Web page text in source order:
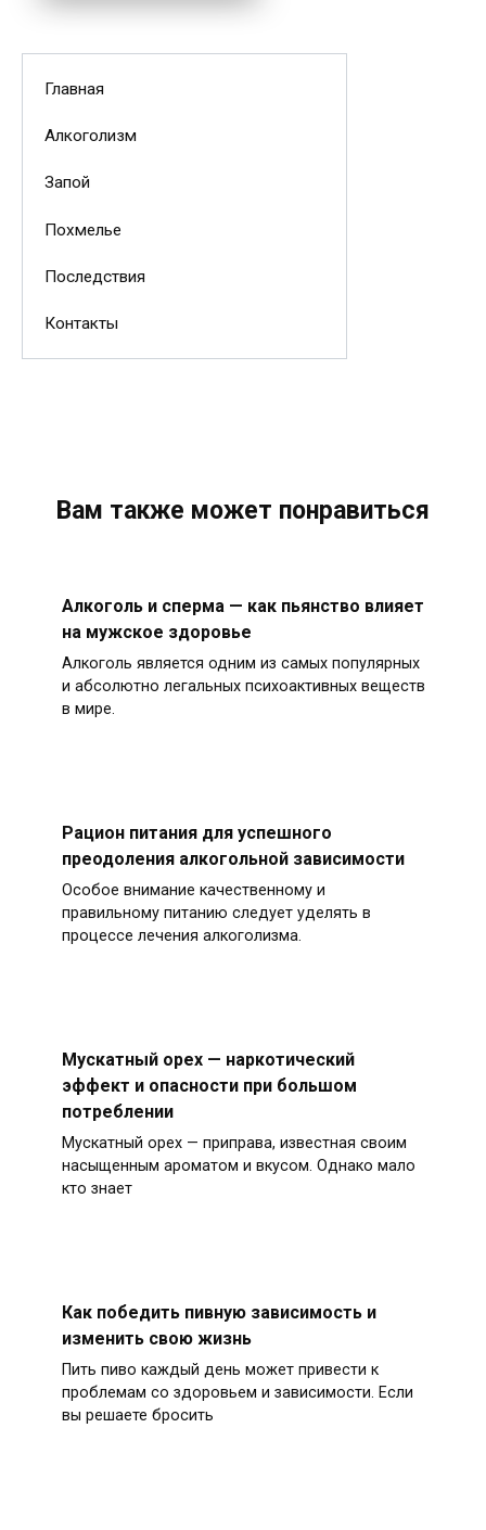
Главная
Алкоголизм
Запой
Похмелье
Последствия
Контакты
Вам также может понравиться
Алкоголь и сперма — как пьянство влияет
на мужское здоровье
Алкоголь является одним из самых популярных
и абсолютно легальных психоактивных веществ
в мире.
Рацион питания для успешного
преодоления алкогольной зависимости
Особое внимание качественному и
правильному питанию следует уделять в
процессе лечения алкоголизма.
Мускатный орех — наркотический
эффект и опасности при большом
потреблении
Мускатный орех — приправа, известная своим
насыщенным ароматом и вкусом. Однако мало
кто знает
Как победить пивную зависимость и
изменить свою жизнь
Пить пиво каждый день может привести к
проблемам со здоровьем и зависимости. Если
вы решаете бросить